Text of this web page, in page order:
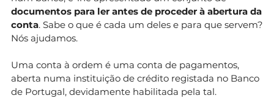
documentos para ler antes de proceder à abertura da
conta. Sabe o que é cada um deles e para que servem?
Nós ajudamos.
Uma conta à ordem é uma conta de pagamentos,
aberta numa instituição de crédito registada no Banco
de Portugal, devidamente habilitada pela tal.